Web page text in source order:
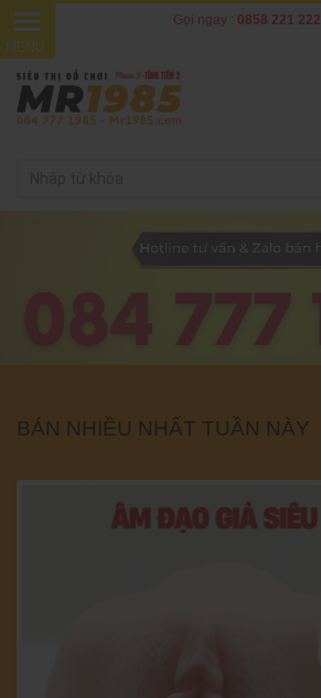
BÁN NHIỀU NHẤT TUẦN NÀY
Gọi ngay : 0858 221 222